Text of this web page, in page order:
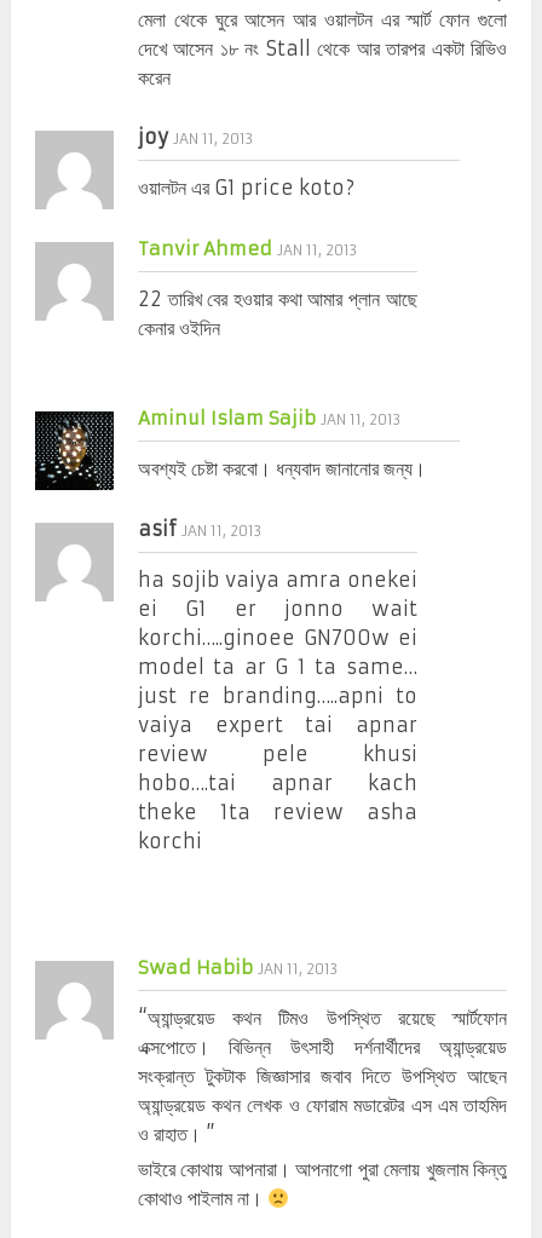
মেলা থেকে ঘুরে আসেন আর ওয়ালটন এর স্মার্ট ফোন গুলো
দেখে আসেন ১৮ নং Stall থেকে আর তারপর একটা রিভিও
করেন
joy JAN 11, 2013
ওয়ালটন এর G1 price koto?
Tanvir Ahmed JAN 11, 2013
22 তারিখ বের হওয়ার কথা আমার প্লান আছে
কেনার ওইদিন
Aminul Islam Sajib JAN 11, 2013
অবশ্যই চেষ্টা করবো। ধন্যবাদ জানানোর জন্য।
asif JAN 11, 2013
ha sojib vaiya amra onekei
ei G1 er jonno wait
korchi…..ginoee GN700w ei
model ta ar G 1 ta same…
just re branding…..apni to
vaiya expert tai apnar
review pele khusi
hobo….tai apnar kach
theke 1ta review asha
korchi
Swad Habib JAN 11, 2013
“অ্যান্ড্রয়েড কথন টিমও উপস্থিত রয়েছে স্মার্টফোন
এক্সপোতে। বিভিন্ন উৎসাহী দর্শনার্থীদের অ্যান্ড্রয়েড
সংক্রান্ত টুকটাক জিজ্ঞাসার জবাব দিতে উপস্থিত আছেন
অ্যান্ড্রয়েড কথন লেখক ও ফোরাম মডারেটর এস এম তাহমিদ
ও রাহাত। ”
ভাইরে কোথায় আপনারা। আপনাগো পুরা মেলায় খুজলাম কিন্তু
কোথাও পাইলাম না।